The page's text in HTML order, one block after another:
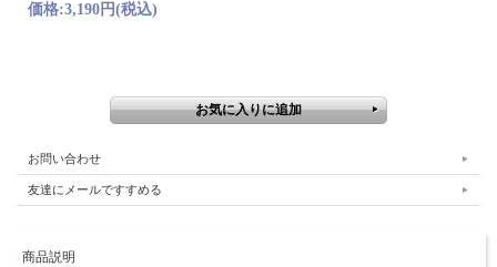
価格:3,190円(税込)
お問い合わせ
友達にメールですすめる
商品説明